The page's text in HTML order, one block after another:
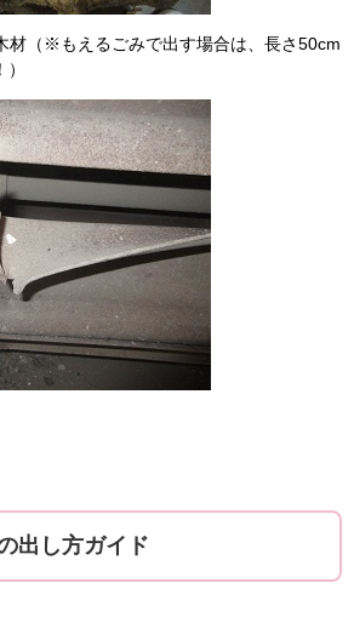
材（※もえるごみで出す場合は、長さ50cm
出し方ガイド